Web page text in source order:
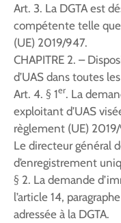
Art. 3. La DGTA est
compétente telle que
(UE) 2019/947.
CHAPITRE 2. –
d’UAS dans toutes
Art. 4. § 1er. La
exploitant d’UAS
règlement (UE)
Le directeur général
d’enregistrement
§ 2. La demande
l’article 14,
adressée à la DGTA.